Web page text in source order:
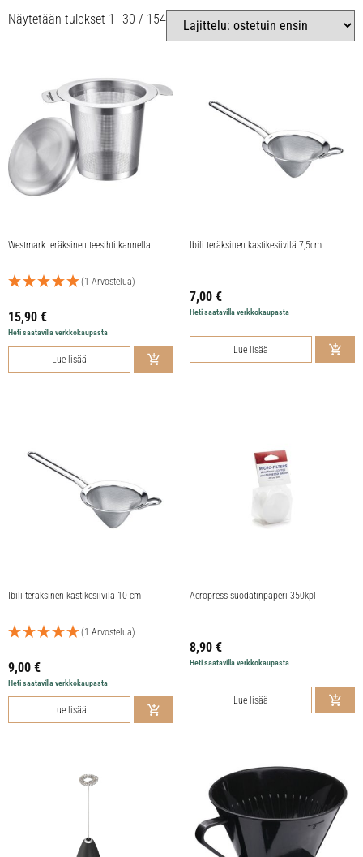
Näytetään tulokset 1–30 / 154
Westmark teräksinen teesihti kannella
(1 Arvostelua)
15,90 €
Heti saatavilla verkkokaupasta
Lue lisää
Ibili teräksinen kastikesiivilä 7,5cm
7,00 €
Heti saatavilla verkkokaupasta
Lue lisää
Ibili teräksinen kastikesiivilä 10 cm
(1 Arvostelua)
9,00 €
Heti saatavilla verkkokaupasta
Lue lisää
Aeropress suodatinpaperi 350kpl
8,90 €
Heti saatavilla verkkokaupasta
Lue lisää